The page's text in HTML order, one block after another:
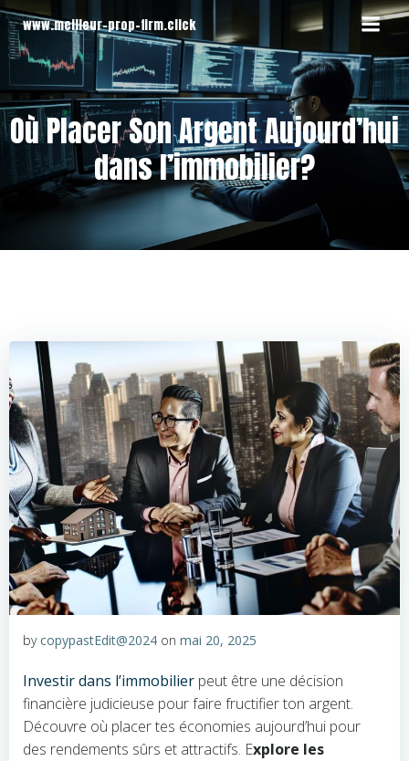
au
contenu
www.meilleur-prop-firm.click
Où Placer Son Argent Aujourd’hui
dans l’immobilier?
bycopypastEdit@2024 on mai 20, 2025
Investir dans l’immobilier peut être une décision
financière judicieuse pour faire fructifier ton argent.
Découvre où placer tes économies aujourd’hui pour
des rendements sûrs et attractifs. Explore les